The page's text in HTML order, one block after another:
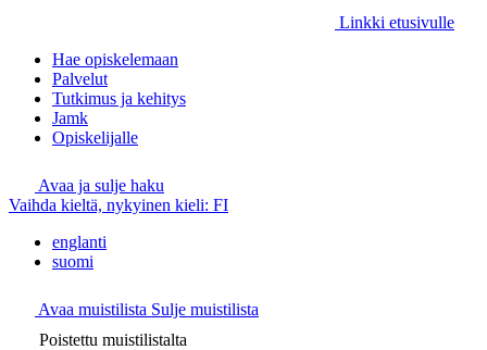
Linkki etusivulle
Hae opiskelemaan
Palvelut
Tutkimus ja kehitys
Jamk
Opiskelijalle
Avaa ja sulje haku
Vaihda kieltä, nykyinen kieli: FI
englanti
suomi
Avaa muistilista Sulje muistilista
Poistettu muistilistalta